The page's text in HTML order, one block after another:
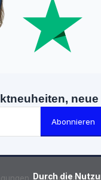
Abonnieren
      Durch die Nutzung unserer Webseite stimmen Sie dem Gebrauch von Cookies zur Verbesserung dieser Seite zu.